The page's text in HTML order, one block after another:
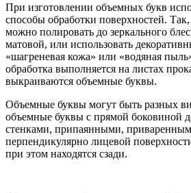
При изготовлении объемных букв
способы обработки поверхностей.
можно полировать до зеркального
матовой, или использовать
«шагреневая кожа» или «водяная
обработка выполняется на листах
выкраиваются объемные буквы.
Объемные буквы могут быть разных
объемные буквы с прямой боковиной
стенками, припаянными,
перпендикулярно лицевой
при этом находятся сзади.